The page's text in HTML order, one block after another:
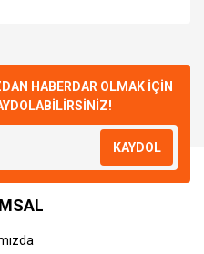
Yaz
ederiz.
görüntülenemiyor.
bulunuyor.
pahalı.
HABERDAR OLMAK İÇİN
KAYDOL